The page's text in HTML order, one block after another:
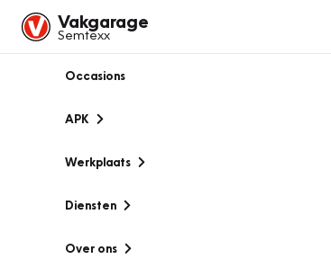
Vakgarage
Semtexx
Occasions
APK
Werkplaats
Diensten
Over ons